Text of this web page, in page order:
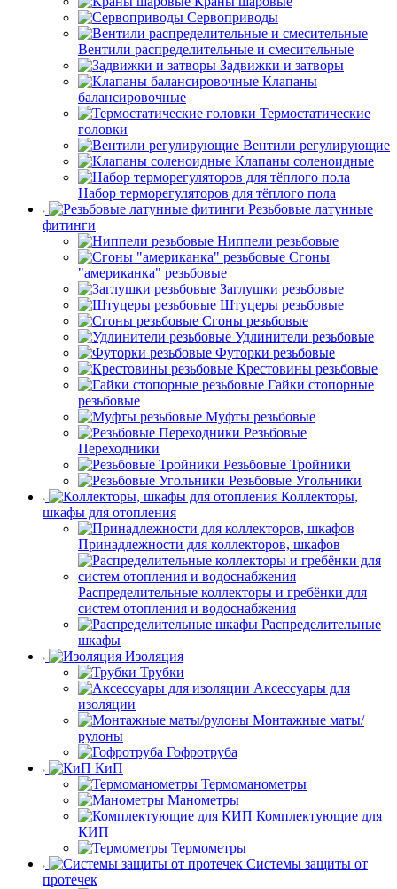
Сервоприводы
Вентили распределительные и смесительные
Задвижки и затворы
Клапаны
балансировочные
Термостатические
головки
Вентили регулирующие
Клапаны соленоидные
Набор терморегуляторов для тёплого пола
Резьбовые латунные
фитинги
Ниппели резьбовые
Сгоны
"американка" резьбовые
Заглушки резьбовые
Штуцеры резьбовые
Сгоны резьбовые
Удлинители резьбовые
Футорки резьбовые
Крестовины резьбовые
Гайки стопорные
резьбовые
Муфты резьбовые
Резьбовые
Переходники
Резьбовые Тройники
Резьбовые Угольники
Коллекторы,
шкафы для отопления
Принадлежности для коллекторов, шкафов
Распределительные коллекторы и гребёнки для
систем отопления и водоснабжения
Распределительные
шкафы
Изоляция
Трубки
Аксессуары для
изоляции
Монтажные маты/
рулоны
Гофротруба
КиП
Термоманометры
Манометры
Комплектующие для
КИП
Термометры
Системы защиты от
протечек